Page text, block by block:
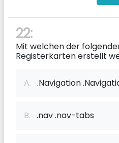
22:
Mit welchen der
Registerkarten erstellt
A. .Navigation
B. .nav .nav-tabs